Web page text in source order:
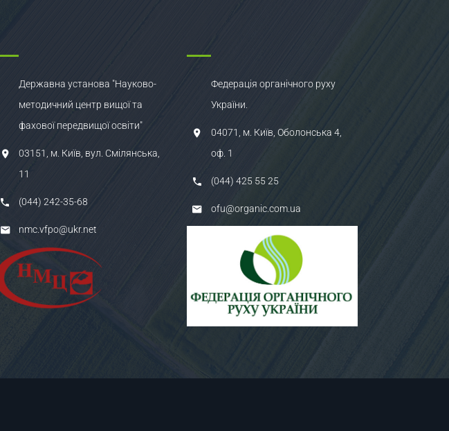
Державна установа "Науково-
методичний центр вищої та
фахової передвищої освіти"
03151, м. Київ, вул. Смілянська,
11
(044) 242-35-68
nmc.vfpo@ukr.net
Федерація органічного руху
України.
04071, м. Київ, Оболонська 4,
оф. 1
(044) 425 55 25
ofu@organic.com.ua